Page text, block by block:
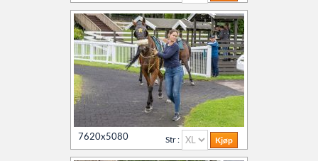
7620x5080 Str :